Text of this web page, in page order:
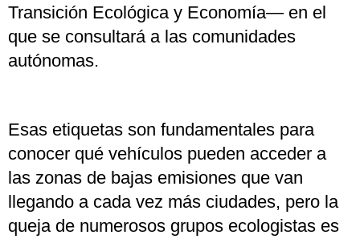
Transición Ecológica y Economía— en el
que se consultará a las comunidades
autónomas.
Esas etiquetas son fundamentales para
conocer qué vehículos pueden acceder a
las zonas de bajas emisiones que van
llegando a cada vez más ciudades, pero la
queja de numerosos grupos ecologistas es